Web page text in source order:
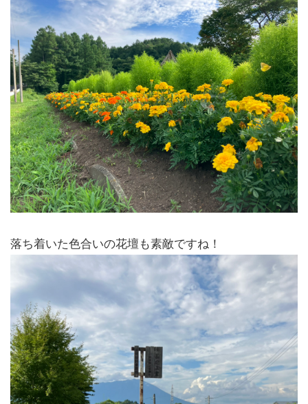
落ち着いた色合いの花壇も素敵ですね！